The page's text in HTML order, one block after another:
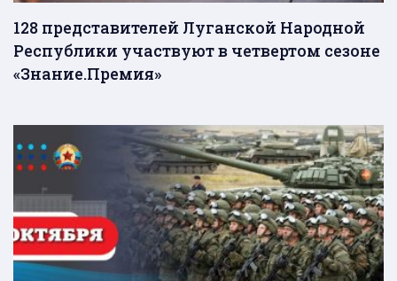
128 представителей Луганской Народной
Республики участвуют в четвертом сезоне
«Знание.Премия»